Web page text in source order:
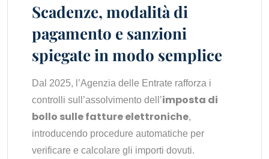
Scadenze, modalità di
pagamento e sanzioni
spiegate in modo semplice
Dal 2025, l’Agenzia delle Entrate rafforza i
controlli sull’assolvimento dell’imposta di
bollo sulle fatture elettroniche,
introducendo procedure automatiche per
verificare e calcolare gli importi dovuti.